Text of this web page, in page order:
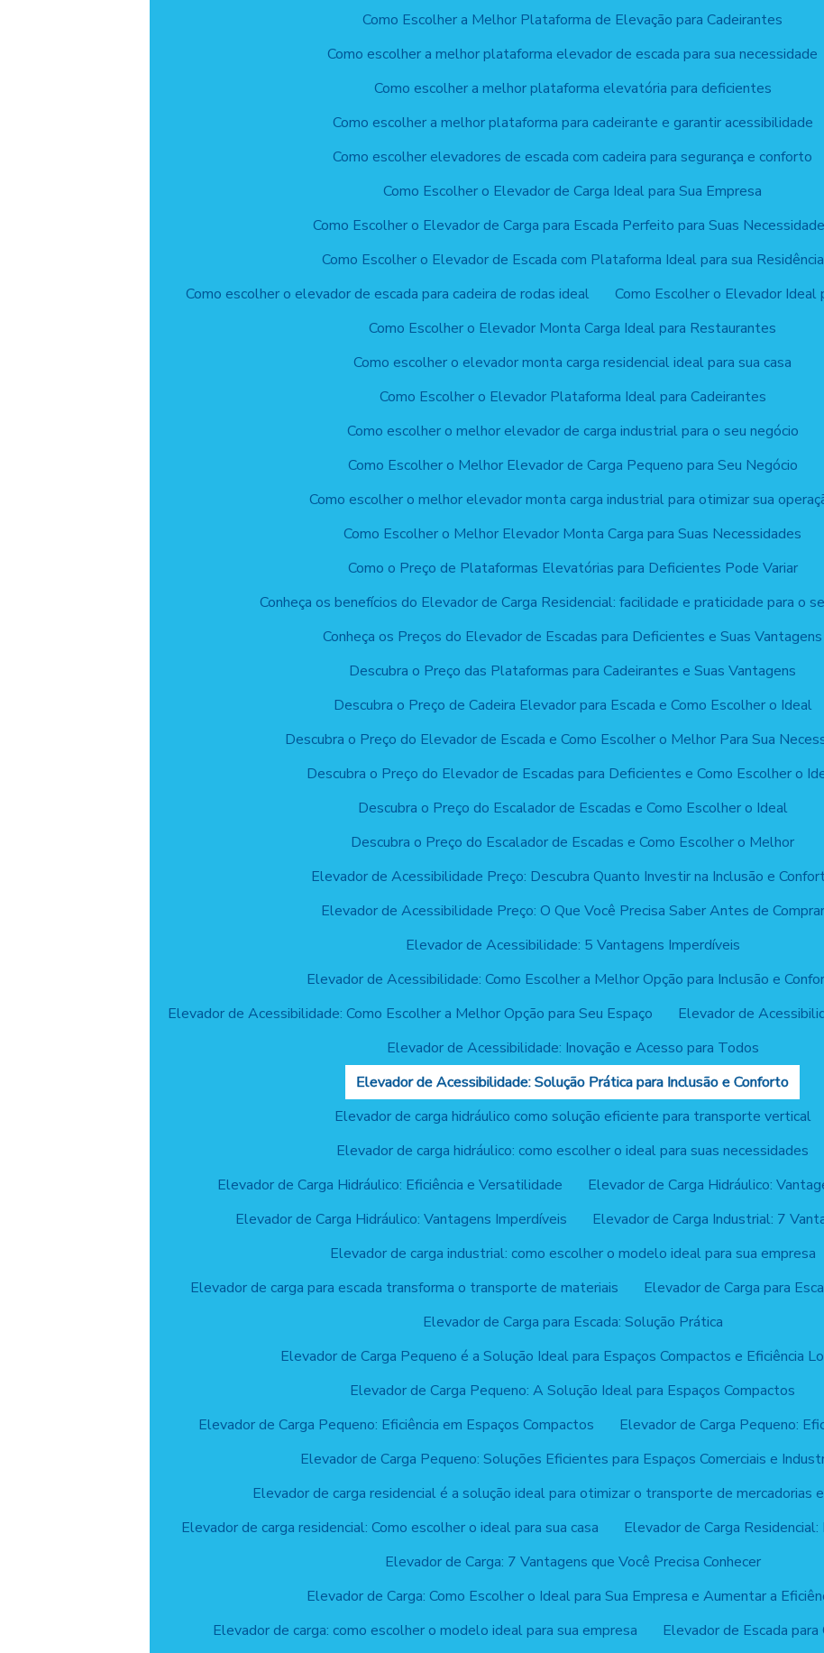
Como Escolher a Melhor Plataforma de Elevação para Cadeirantes
Como escolher a melhor plataforma elevador de escada para sua necessidade
Como escolher a melhor plataforma elevatória para deficientes
Como escolher a melhor plataforma para cadeirante e garantir acessibilidade
Como escolher elevadores de escada com cadeira para segurança e conforto
Como Escolher o Elevador de Carga Ideal para Sua Empresa
Como Escolher o Elevador de Carga para Escada Perfeito para Suas
Como Escolher o Elevador de Escada com Plataforma Ideal para sua Residência
Como escolher o elevador de escada para cadeira de rodas ideal
Como Escolher o Elevador Ideal
Como Escolher o Elevador Monta Carga Ideal para Restaurantes
Como escolher o elevador monta carga residencial ideal para sua casa
Como Escolher o Elevador Plataforma Ideal para Cadeirantes
Como escolher o melhor elevador de carga industrial para o seu negócio
Como Escolher o Melhor Elevador de Carga Pequeno para Seu Negócio
Como escolher o melhor elevador monta carga industrial para otimizar sua
Como Escolher o Melhor Elevador Monta Carga para Suas Necessidades
Como o Preço de Plataformas Elevatórias para Deficientes Pode Variar
Conheça os benefícios do Elevador de Carga Residencial: facilidade e praticidade para o
Conheça os Preços do Elevador de Escadas para Deficientes e Suas Vantagens
Descubra o Preço das Plataformas para Cadeirantes e Suas Vantagens
Descubra o Preço de Cadeira Elevador para Escada e Como Escolher o Ideal
Descubra o Preço do Elevador de Escada e Como Escolher o Melhor Para Sua
Descubra o Preço do Elevador de Escadas para Deficientes e Como Escolher o
Descubra o Preço do Escalador de Escadas e Como Escolher o Ideal
Descubra o Preço do Escalador de Escadas e Como Escolher o Melhor
Elevador de Acessibilidade Preço: Descubra Quanto Investir na Inclusão e
Elevador de Acessibilidade Preço: O Que Você Precisa Saber Antes de Comprar
Elevador de Acessibilidade: 5 Vantagens Imperdíveis
Elevador de Acessibilidade: Como Escolher a Melhor Opção para Inclusão e
Elevador de Acessibilidade: Como Escolher a Melhor Opção para Seu Espaço
Elevador de
Elevador de Acessibilidade: Inovação e Acesso para Todos
Elevador de Acessibilidade: Solução Prática para Inclusão e Conforto
Elevador de carga hidráulico como solução eficiente para transporte vertical
Elevador de carga hidráulico: como escolher o ideal para suas necessidades
Elevador de Carga Hidráulico: Eficiência e Versatilidade
Elevador de Carga Hidráulico:
Elevador de Carga Hidráulico: Vantagens Imperdíveis
Elevador de Carga Industrial: 7
Elevador de carga industrial: como escolher o modelo ideal para sua empresa
Elevador de carga para escada transforma o transporte de materiais
Elevador de Carga para
Elevador de Carga para Escada: Solução Prática
Elevador de Carga Pequeno é a Solução Ideal para Espaços Compactos e Eficiência
Elevador de Carga Pequeno: A Solução Ideal para Espaços Compactos
Elevador de Carga Pequeno: Eficiência em Espaços Compactos
Elevador de Carga Pequeno:
Elevador de Carga Pequeno: Soluções Eficientes para Espaços Comerciais e
Elevador de carga residencial é a solução ideal para otimizar o transporte de mercadorias
Elevador de carga residencial: Como escolher o ideal para sua casa
Elevador de Carga
Elevador de Carga: 7 Vantagens que Você Precisa Conhecer
Elevador de Carga: Como Escolher o Ideal para Sua Empresa e Aumentar a
Elevador de carga: como escolher o modelo ideal para sua empresa
Elevador de Escada para